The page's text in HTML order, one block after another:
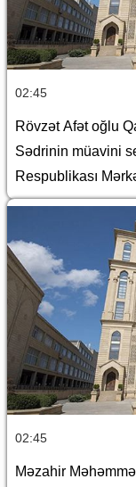
02:45
Rövzət Afət oğlu
Sədrinin müavini
Respublikası
02:45
Məzahir